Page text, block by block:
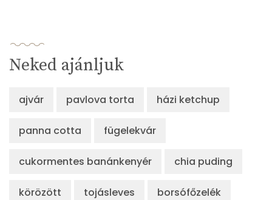
Neked ajánljuk
ajvár pavlova torta házi ketchup
panna cotta fügelekvár
cukormentes banánkenyér chia puding
körözött tojásleves borsófőzelék